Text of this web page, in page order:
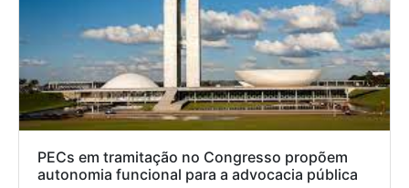
PECs em tramitação no Congresso propõem
autonomia funcional para a advocacia pública